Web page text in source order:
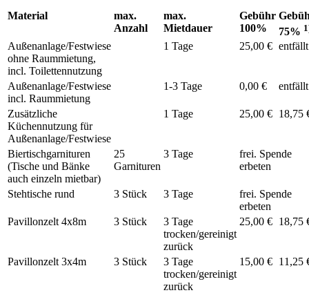
Material
max.
Anzahl
max.
Mietdauer
Gebühr
100%
75%
Außenanlage/Festwiese
ohne Raummietung,
incl. Toilettennutzung
1 Tage 25,00 € entfällt
Außenanlage/Festwiese
incl. Raummietung
1-3 Tage 0,00 € entfällt
Zusätzliche
Küchennutzung für
Außenanlage/Festwiese
1 Tage 25,00 € 18,75
Biertischgarnituren
(Tische und Bänke
auch einzeln mietbar)
25
Garnituren
3 Tage
frei. Spende
erbeten
Stehtische rund 3 Stück 3 Tage
frei. Spende
erbeten
Pavillonzelt 4x8m
3 Stück
3 Tage
trocken/gereinigt
zurück
25,00 € 18,75
Pavillonzelt 3x4m 3 Stück
3 Tage
trocken/gereinigt
zurück
15,00 € 11,25